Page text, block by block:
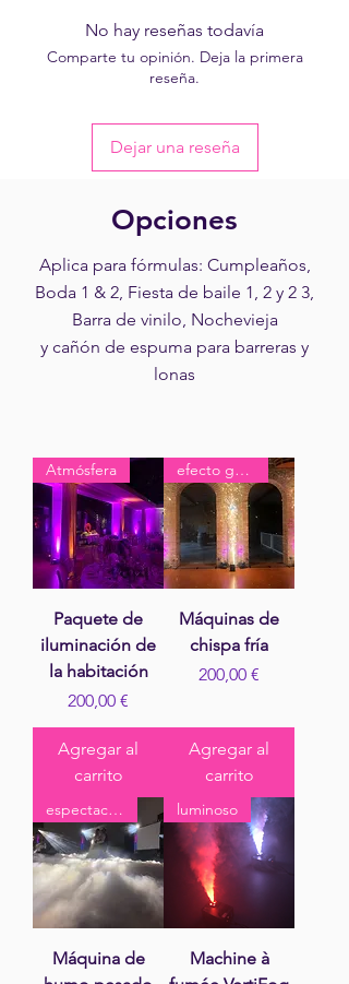
No hay reseñas todavía
Comparte tu opinión. Deja la primera
reseña.
Dejar una reseña
Opciones
Aplica para fórmulas: Cumpleaños,
Boda 1 & 2, Fiesta de baile 1, 2 y 2 3,
Barra de vinilo, Nochevieja
y cañón de espuma para barreras y
lonas
Atmósfera
Paquete de
iluminación de
la habitación
Precio
200,00 €
Agregar al
carrito
efecto garantizado
Máquinas de
chispa fría
Precio
200,00 €
Agregar al
carrito
espectacular
Máquina de
luminoso
Machine à